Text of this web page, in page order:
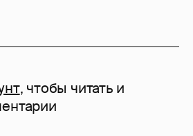
, чтобы читать и